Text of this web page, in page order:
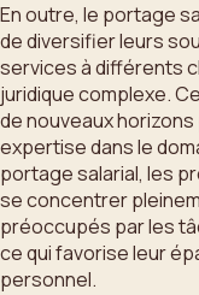
En outre, le portage
de diversifier leurs
services à différents
juridique complexe.
de nouveaux
expertise dans le
portage salarial, les
se concentrer
préoccupés par les
ce qui favorise leur
personnel.